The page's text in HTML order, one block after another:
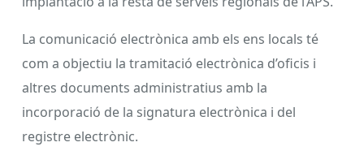
La comunicació electrònica amb els ens locals té
com a objectiu la tramitació electrònica d’oficis i
altres documents administratius amb la
incorporació de la signatura electrònica i del
registre electrònic.